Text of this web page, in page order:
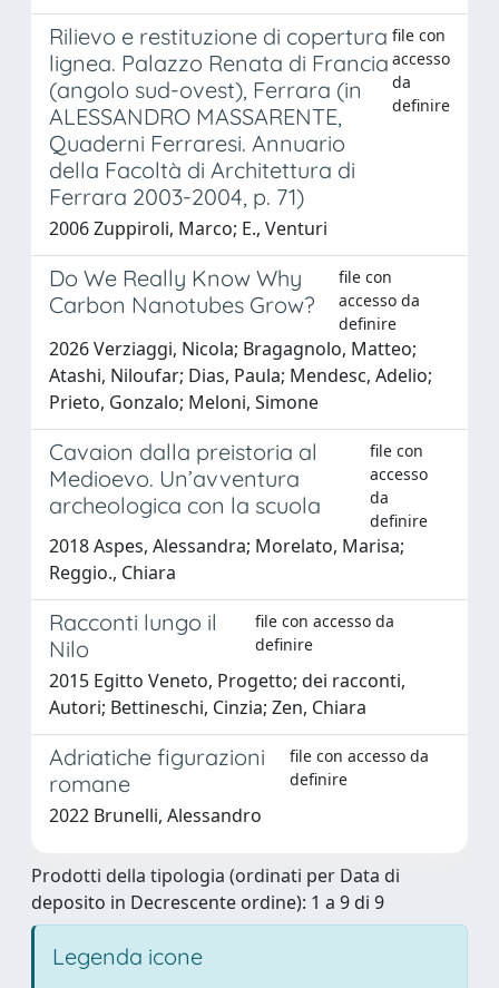
Rilievo e restituzione di copertura
lignea. Palazzo Renata di Francia
(angolo sud-ovest), Ferrara (in
ALESSANDRO MASSARENTE,
Quaderni Ferraresi. Annuario
della Facoltà di Architettura di
Ferrara 2003-2004, p. 71)
file con
accesso
da
definire
2006 Zuppiroli, Marco; E., Venturi
Do We Really Know Why
Carbon Nanotubes Grow?
file con
accesso da
definire
2026 Verziaggi, Nicola; Bragagnolo, Matteo;
Atashi, Niloufar; Dias, Paula; Mendesc, Adelio;
Prieto, Gonzalo; Meloni, Simone
Cavaion dalla preistoria al
Medioevo. Un’avventura
archeologica con la scuola
file con
accesso
da
definire
2018 Aspes, Alessandra; Morelato, Marisa;
Reggio., Chiara
Racconti lungo il
Nilo
file con accesso da
definire
2015 Egitto Veneto, Progetto; dei racconti,
Autori; Bettineschi, Cinzia; Zen, Chiara
Adriatiche figurazioni
romane
file con accesso da
definire
2022 Brunelli, Alessandro
Prodotti della tipologia (ordinati per Data di
deposito in Decrescente ordine): 1 a 9 di 9
Legenda icone